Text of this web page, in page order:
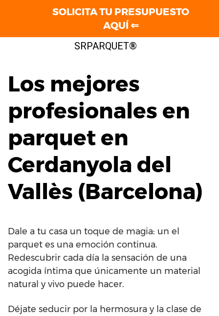
SRPARQUET®
Los mejores
profesionales en
parquet en
Cerdanyola del
Vallès (Barcelona)
Dale a tu casa un toque de magia: un el
parquet es una emoción continua.
Redescubrir cada día la sensación de una
acogida íntima que únicamente un material
natural y vivo puede hacer.
Déjate seducir por la hermosura y la clase de
SOLICITA TU PRESUPUESTO
AQUÍ ⇐